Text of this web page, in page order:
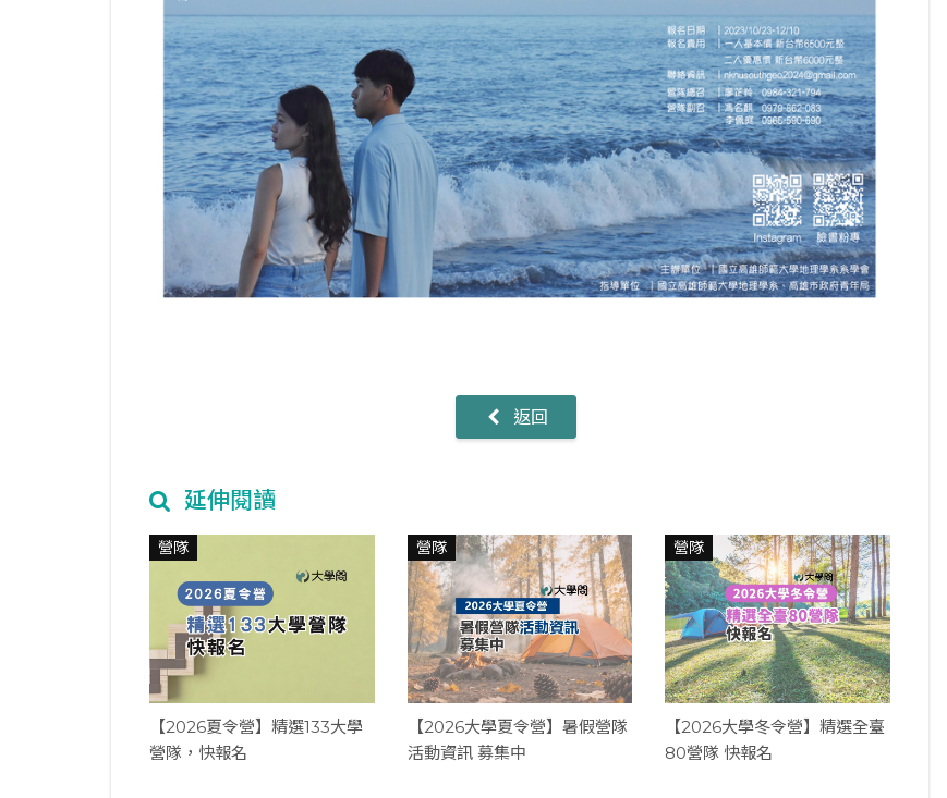
返回
延伸閱讀
營隊
【2026夏令營】精選133大學
營隊，快報名
營隊
【2026大學夏令營】暑假營隊
活動資訊 募集中
營隊
【2026大學冬令營】精選全臺
80營隊 快報名